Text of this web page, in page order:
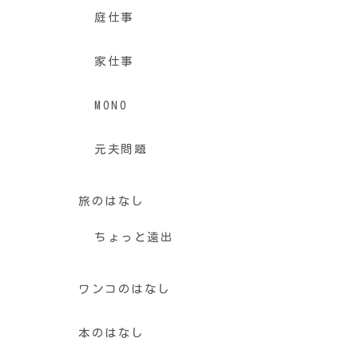
庭仕事
家仕事
MONO
元夫問題
旅のはなし
ちょっと遠出
ワンコのはなし
本のはなし